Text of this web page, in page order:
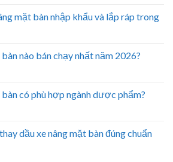
mặt bàn nhập khẩu và lắp ráp trong
nào bán chạy nhất năm 2026?
có phù hợp ngành dược phẩm?
dầu xe nâng mặt bàn đúng chuẩn